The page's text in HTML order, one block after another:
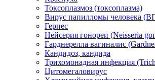
Токсоплазмоз (токсоплазма)
Вирус папилломы человека
Герпес
Нейсерия гонореи (Neisseria
Гарднерелла вагиналис
Кандидоз, кандида
Трихомонадная инфекция
Цитомегаловирус